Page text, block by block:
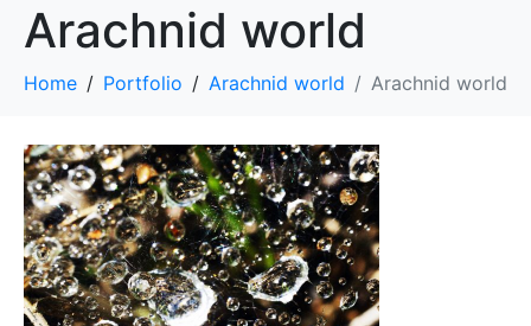
Arachnid world
Home Portfolio Arachnid world Arachnid world